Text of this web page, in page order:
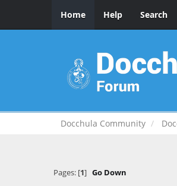
Home Help Search
Docchula Community
Pages: [1] Go Down